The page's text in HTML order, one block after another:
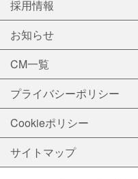
採用情報
お知らせ
CM一覧
プライバシーポリシー
Cookieポリシー
サイトマップ